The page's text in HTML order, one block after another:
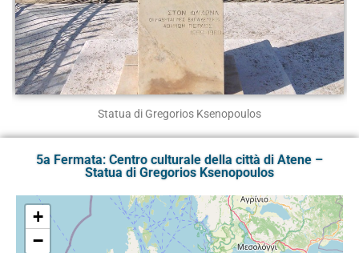
Statua di Gregorios Ksenopoulos
5a Fermata: Centro culturale della città di Atene –
Statua di Gregorios Ksenopoulos
+
−